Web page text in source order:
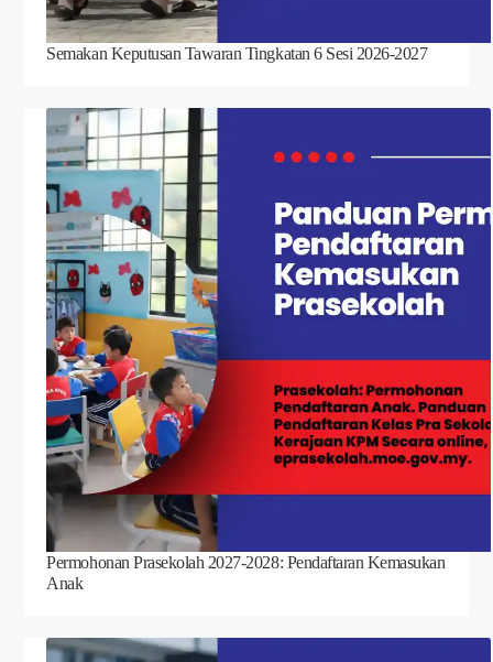
Semakan Keputusan Tawaran Tingkatan 6 Sesi 2026-2027
Permohonan Prasekolah 2027-2028: Pendaftaran Kemasukan
Anak